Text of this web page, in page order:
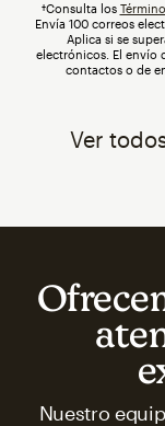
†Consulta los
Envía 100 correos
Aplica si se
electrónicos. El envío
contactos o de
Ver
Nuestro